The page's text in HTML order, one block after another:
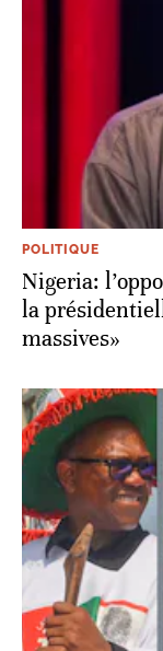
POLITIQUE
Nigeria:
la
massives»